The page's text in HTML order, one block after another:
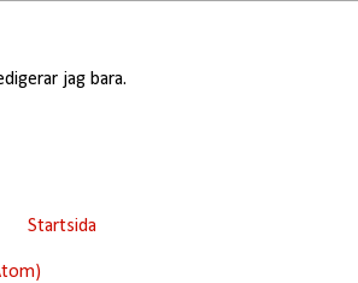
jag bara.
Startsida